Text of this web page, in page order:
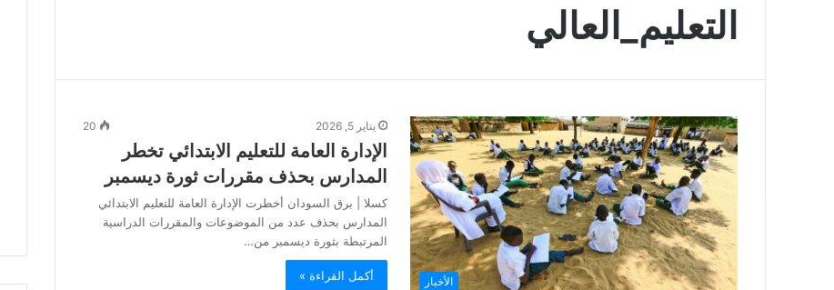
التعليم_العالي
الأخبار
يناير 5, 2026 20
الإدارة العامة للتعليم الابتدائي تخطر
المدارس بحذف مقررات ثورة ديسمبر
كسلا | برق السودان أخطرت الإدارة العامة للتعليم الابتدائي
المدارس بحذف عدد من الموضوعات والمقررات الدراسية
المرتبطة بثورة ديسمبر من…
أكمل القراءة »